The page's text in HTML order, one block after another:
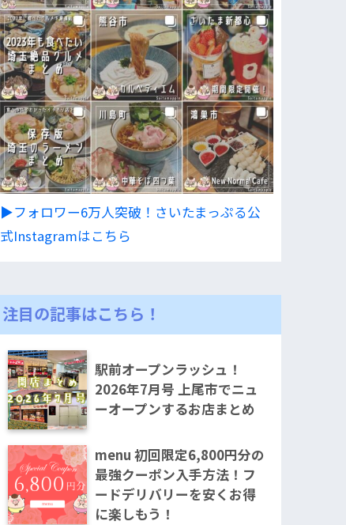
▶︎フォロワー6万人突破！さいたまっぷる公
式Instagramはこちら
注目の記事はこちら！
駅前オープンラッシュ！
2026年7月号 上尾市でニュ
ーオープンするお店まとめ
menu 初回限定6,800円分の
最強クーポン入手方法！フ
ードデリバリーを安くお得
に楽しもう！